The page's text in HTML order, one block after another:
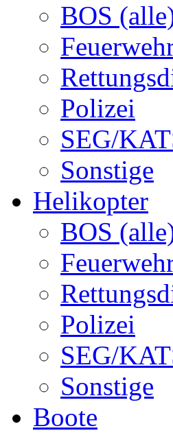
BOS
Polizei
SEG/
Sonstige
Helikopter
BOS
Polizei
SEG/
Sonstige
Boote